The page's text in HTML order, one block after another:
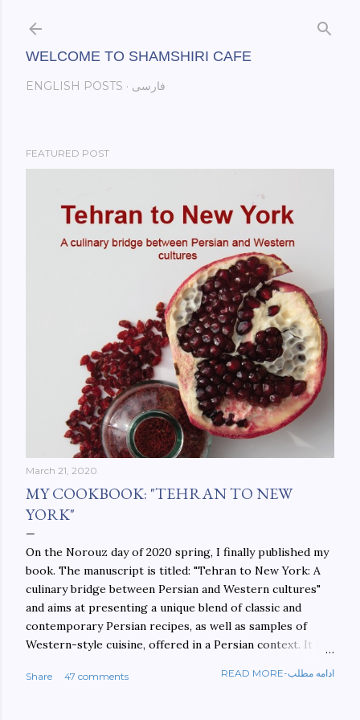
WELCOME TO SHAMSHIRI CAFE
ENGLISH POSTS فارسی
FEATURED POST
March 21, 2020
MY COOKBOOK: "TEHRAN TO NEW
YORK"
On the Norouz day of 2020 spring, I finally published my
book. The manuscript is titled: "Tehran to New York: A
culinary bridge between Persian and Western cultures"
and aims at presenting a unique blend of classic and
contemporary Persian recipes, as well as samples of
Western-style cuisine, offered in a Persian context. It is
walls. This book aims at constructing a bridge between
Share 47 comments READ MORE-ادامه مطلب